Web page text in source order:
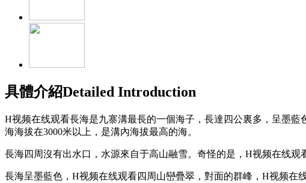
具體介紹Detailed Introduction
H视频在线观看長海是九寨溝最長的一個海子，長達四公裏多，呈墨
海海拔在3000米以上，是溝內海拔最高的海。
長海四周沒有出水口，水源來自于高山融雪。奇怪的是，H视频在线观
長海呈墨藍色，H视频在线观看四周山巒疊翠，對面的群峰，H视频在